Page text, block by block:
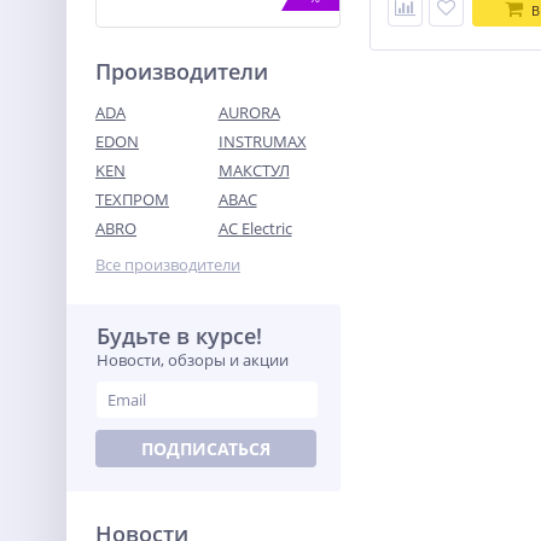
Мотопомпа бензиновая
для чистой воды TOR
KM80CX
15 230
Производители
ADA
AURORA
EDON
INSTRUMAX
KEN
МАКСТУЛ
ТЕХПРОМ
ABAC
ABRO
AC Electric
Все производители
Будьте в курсе!
Новости, обзоры и акции
ПОДПИСАТЬСЯ
Новости